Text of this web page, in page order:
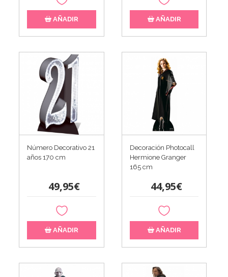
AÑADIR AÑADIR
Número Decorativo 21
años 170 cm
49,95€
AÑADIR
Decoración Photocall
Hermione Granger
165 cm
44,95€
AÑADIR